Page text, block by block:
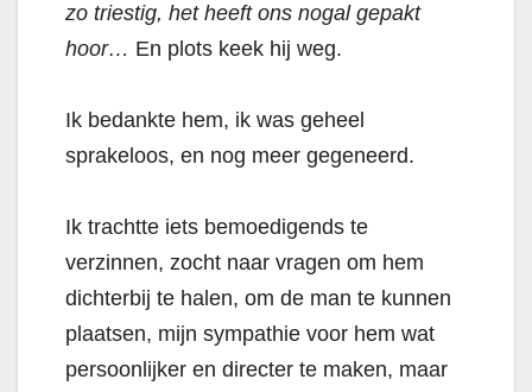
zo triestig, het heeft ons nogal gepakt
hoor… En plots keek hij weg.
Ik bedankte hem, ik was geheel
sprakeloos, en nog meer gegeneerd.
Ik trachtte iets bemoedigends te
verzinnen, zocht naar vragen om hem
dichterbij te halen, om de man te kunnen
plaatsen, mijn sympathie voor hem wat
persoonlijker en directer te maken, maar